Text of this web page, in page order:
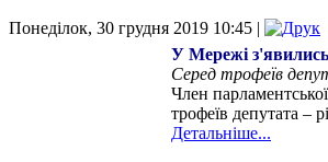
Понеділок, 30 грудня 2019 10:45 |
У Мережі
Серед трофеїв
Член
трофеїв депутата –
Детальніше...